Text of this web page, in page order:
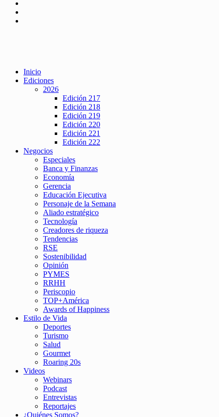
Inicio
Ediciones
2026
Edición 217
Edición 218
Edición 219
Edición 220
Edición 221
Edición 222
Negocios
Especiales
Banca y Finanzas
Economía
Gerencia
Educación Ejecutiva
Personaje de la Semana
Aliado estratégico
Tecnología
Creadores de riqueza
Tendencias
RSE
Sostenibilidad
Opinión
PYMES
RRHH
Periscopio
TOP+América
Awards of Happiness
Estilo de Vida
Deportes
Turismo
Salud
Gourmet
Roaring 20s
Videos
Webinars
Podcast
Entrevistas
Reportajes
¿Quiénes Somos?